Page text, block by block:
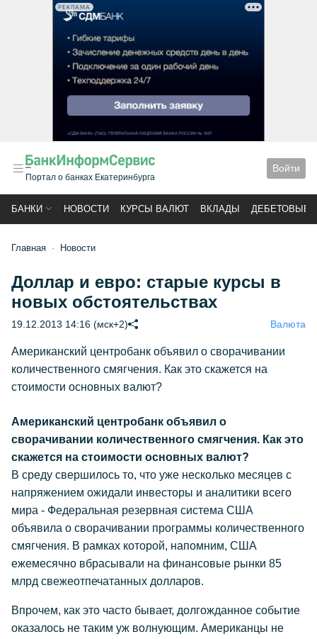
РЕКЛАМА
Портал о банках Екатеринбурга
Войти
БАНКИ НОВОСТИ КУРСЫ ВАЛЮТ ВКЛАДЫ ДЕБЕТОВЫЕ
Главная Новости
Доллар и евро: старые курсы в
новых обстоятельствах
19.12.2013 14:16 (мск+2) Валюта
Американский центробанк объявил о сворачивании
количественного смягчения. Как это скажется на
стоимости основных валют?
Американский центробанк объявил о
сворачивании количественного смягчения. Как это
скажется на стоимости основных валют?
В среду свершилось то, что уже несколько месяцев с
напряжением ожидали инвесторы и аналитики всего
мира - Федеральная резервная система США
объявила о сворачивании программы количественного
смягчения. В рамках которой, напомним, США
ежемесячно вбрасывали на финансовые рынки 85
млрд свежеотпечатанных долларов.
Впрочем, как это часто бывает, долгожданное событие
оказалось не таким уж волнующим. Американцы не